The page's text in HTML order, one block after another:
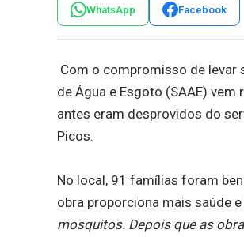
WhatsApp Facebook
Com o compromisso de levar
de Água e Esgoto (SAAE)
antes eram desprovidos do
Picos.
No local, 91 famílias foram
obra proporciona mais saúde
mosquitos. Depois que as